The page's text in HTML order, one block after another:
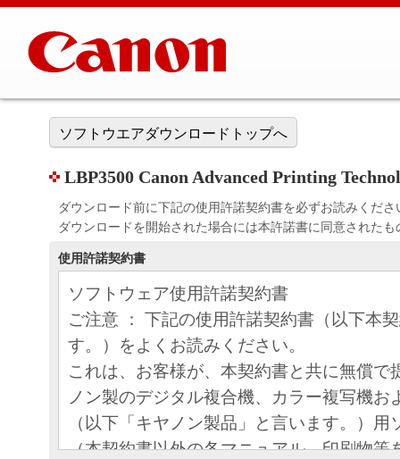
ソフトウエアダウンロードトップへ
LBP3500 Canon Advanced Printing
ダウンロード前に下記の使用許諾契約書を必ずお読みくださ
ダウンロードを開始された場合には本許諾書に同意された
使用許諾契約書
ソフトウェア使用許諾契約書
ご注意 ： 下記の使用許諾契約書（以下本
す。）をよくお読みください。
これは、お客様が、本契約書と共に無償で
ノン製のデジタル複合機、カラー複写機お
（以下「キヤノン製品」と言います。）用
（本契約書以外の各マニュアル、印刷物等